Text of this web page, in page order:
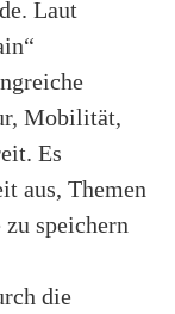
Laut
Mobilität,
Es
aus, Themen
speichern
die